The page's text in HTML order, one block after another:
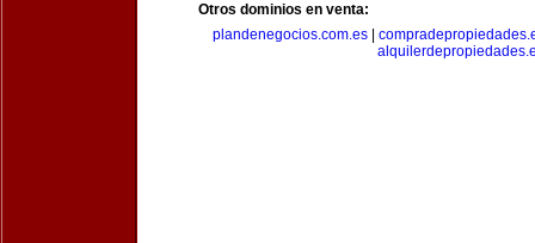
Otros dominios en venta:
plandenegocios.com.es|